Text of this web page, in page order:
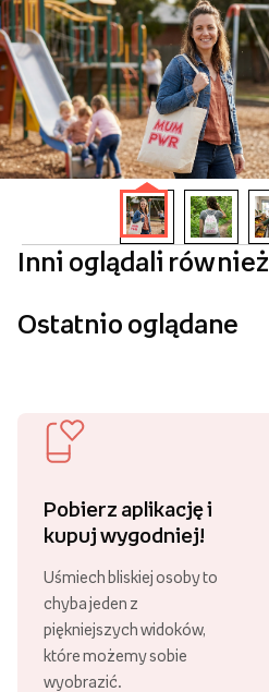
Inni oglądali również
Ostatnio oglądane
Pobierz aplikację i
kupuj wygodniej!
Uśmiech bliskiej osoby to
chyba jeden z
piękniejszych widoków,
które możemy sobie
wyobrazić.